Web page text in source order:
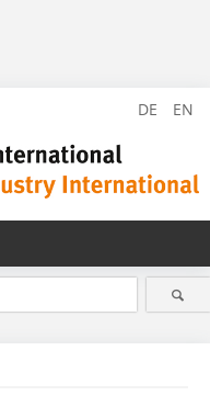
DE EN